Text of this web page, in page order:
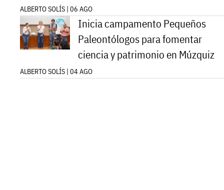
ALBERTO SOLÍS | 06 AGO
Inicia campamento Pequeños
Paleontólogos para fomentar
ciencia y patrimonio en Múzquiz
ALBERTO SOLÍS | 04 AGO